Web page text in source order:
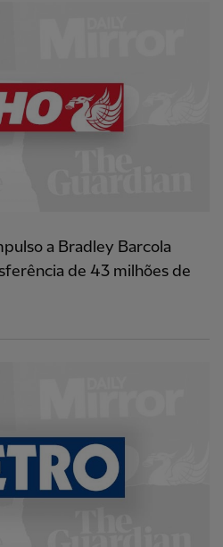
a Bradley Barcola
de 43 milhões de